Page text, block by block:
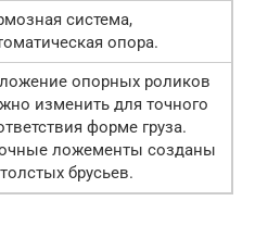
система,
опора.
опорных роликов
изменить для точного
форме груза.
ложементы созданы
брусьев.